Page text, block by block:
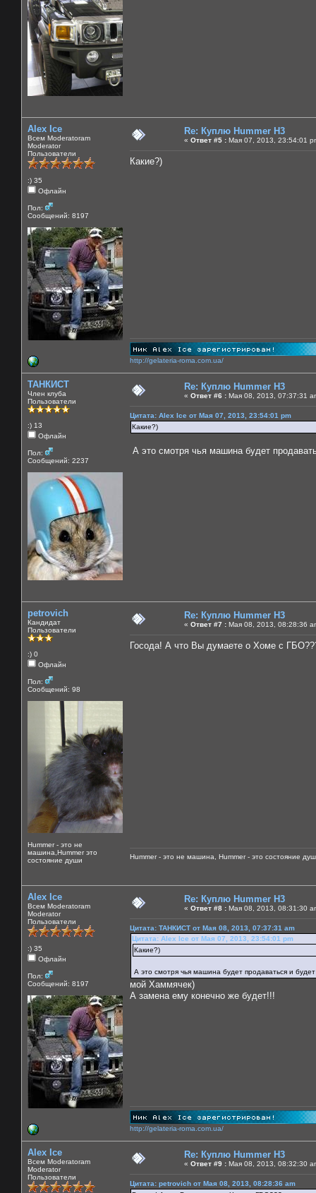
Alex Ice
Всем Moderatoram
Moderator
Пользователи
:) 35
Офлайн
Пол:
Сообщений: 8197
Re: Куплю Hummer H3
« Ответ #5 : Мая 07, 2013, 23:54:01
Какие?)
http://gelateria-roma.com.ua/
ТАНКИСТ
Член клуба
Пользователи
:) 13
Офлайн
Пол:
Сообщений: 2237
Re: Куплю Hummer H3
« Ответ #6 : Мая 08, 2013, 07:37:31
Цитата: Alex Ice от Мая 07, 2013, 23:54:01 pm
Какие?)
А это смотря чья машина будет
petrovich
Кандидат
Пользователи
:) 0
Офлайн
Пол:
Сообщений: 98
Hummer - это не
машина,Hummer это
состояние души
Re: Куплю Hummer H3
« Ответ #7 : Мая 08, 2013, 08:28:36
Госода! А что Вы думаете о Хоме с
Hummer - это не машина, Hummer - это состояние
Alex Ice
Всем Moderatoram
Moderator
Пользователи
:) 35
Офлайн
Пол:
Сообщений: 8197
Re: Куплю Hummer H3
« Ответ #8 : Мая 08, 2013, 08:31:30
Цитата: ТАНКИСТ от Мая 08, 2013, 07:37:31 am
Цитата: Alex Ice от Мая 07, 2013, 23:54:01 pm
Какие?)
А это смотря чья машина будет продаваться и
мой Хаммячек)
А замена ему конечно же будет!!!
http://gelateria-roma.com.ua/
Alex Ice
Всем Moderatoram
Moderator
Пользователи
Re: Куплю Hummer H3
« Ответ #9 : Мая 08, 2013, 08:32:30
Цитата: petrovich от Мая 08, 2013, 08:28:36 am